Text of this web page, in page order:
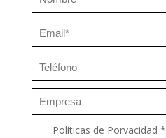
Políticas de Porvacidad *